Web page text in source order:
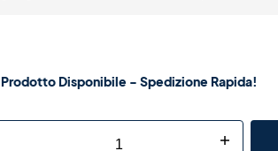
Prodotto Disponibile - Spedizione Rapida!
+